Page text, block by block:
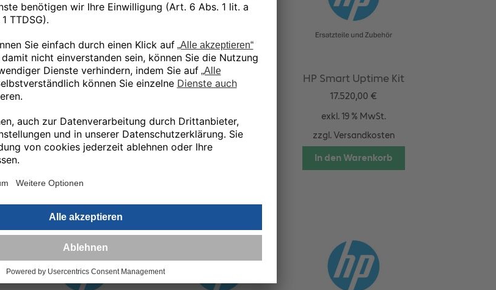
Heating Lamps Kit
exkl. 19 % MwSt.
zzgl.Versandkosten
HP JF 3D 5200 PS E-
cabinet fan filter
exkl. 19 % MwSt.
zzgl.Versandkosten
HP Smart Uptime Kit
17.520,00 €
exkl. 19 % MwSt.
zzgl. Versandkosten
In den Warenkorb